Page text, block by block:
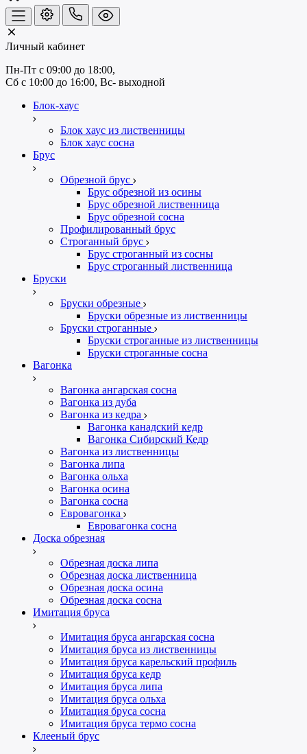
Личный кабинет
Пн-Пт с 09:00 до 18:00,
Сб с 10:00 до 16:00, Вс- выходной
Блок-хаус
Блок хаус из лиственницы
Блок хаус сосна
Брус
Обрезной брус
Брус обрезной из осины
Брус обрезной лиственница
Брус обрезной сосна
Профилированный брус
Строганный брус
Брус строганный из сосны
Брус строганный лиственница
Бруски
Бруски обрезные
Бруски обрезные из лиственницы
Бруски строганные
Бруски строганные из лиственницы
Бруски строганные сосна
Вагонка
Вагонка ангарская сосна
Вагонка из дуба
Вагонка из кедра
Вагонка канадский кедр
Вагонка Сибирский Кедр
Вагонка из лиственницы
Вагонка липа
Вагонка ольха
Вагонка осина
Вагонка сосна
Евровагонка
Евровагонка сосна
Доска обрезная
Обрезная доска липа
Обрезная доска лиственница
Обрезная доска осина
Обрезная доска сосна
Имитация бруса
Имитация бруса ангарская сосна
Имитация бруса из лиственницы
Имитация бруса карельский профиль
Имитация бруса кедр
Имитация бруса липа
Имитация бруса ольха
Имитация бруса сосна
Имитация бруса термо сосна
Клееный брус